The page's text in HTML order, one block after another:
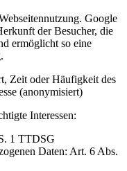
Google
der Besucher, die
ermöglicht so eine
Zeit oder Häufigkeit des
(anonymisiert)
Interessen:
1 TTDSG
Daten: Art. 6 Abs.